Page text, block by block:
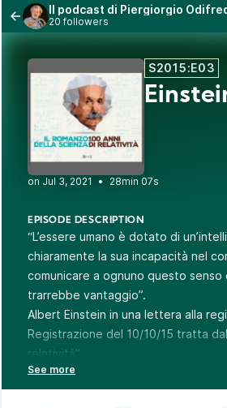
Il podcast di Piergiorgio
20 followers
S2015:E03
• 28min 07s
EPISODE DESCRIPTION
“L’essere umano è dotato di
chiaramente la sua incapacità nel
comunicare a ognuno questo
trarrebbe vantaggio”.
Albert Einstein in una lettera alla
Registrazione del 10/10/15 tratta
relatività”
andato in onda su
--- Send in a voice message: